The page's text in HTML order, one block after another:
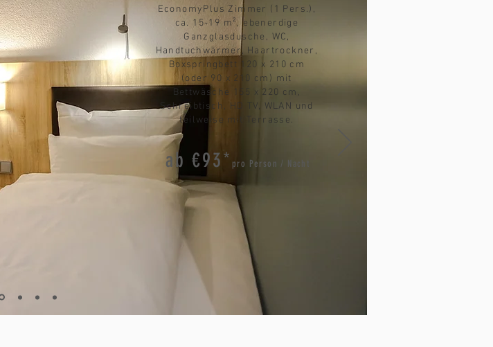
EconomyPlus Zimmer (1 Pers.),
ca. 15-19 m², ebenerdige
Ganzglasdusche, WC,
Handtuchwärmer, Haartrockner,
Boxspringbett 120 x 210 cm
(oder 90 x 210 cm) mit
Bettwäsche 155 x 220 cm,
Schreibtisch, HD TV, WLAN und
teilweise mit Terrasse.
ab €93* pro Person / Nacht